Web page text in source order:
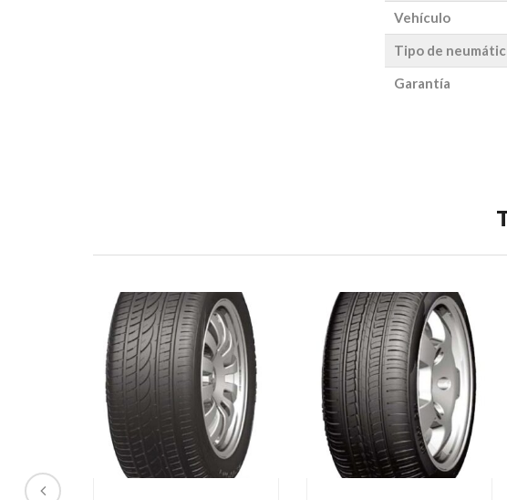
Vehículo
Tipo de
Garantía